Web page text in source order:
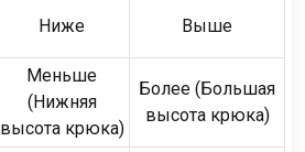
Ниже Выше
Меньше
(Нижняя
высота крюка)
Более (Большая
высота крюка)